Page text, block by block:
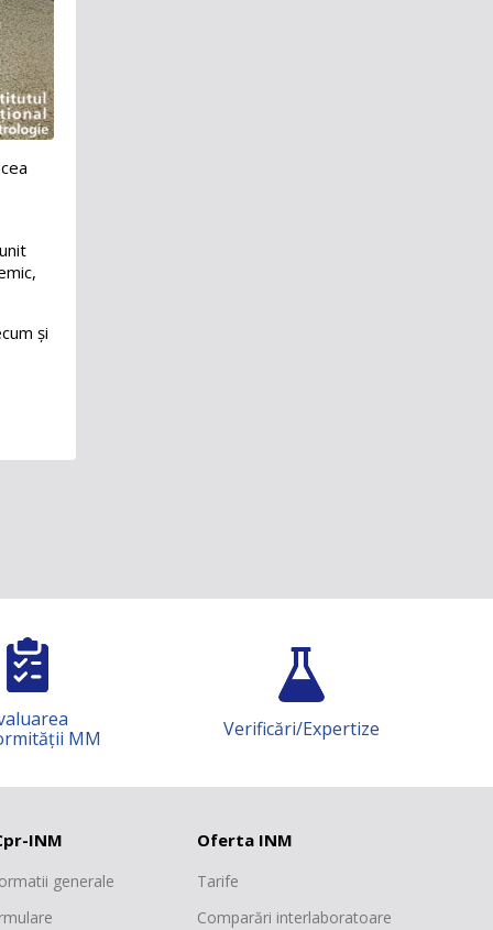
și
Verificări/Expertize Știință și cercetare
INM
generale
Oferta INM
Tarife
Comparări interlaboratoare